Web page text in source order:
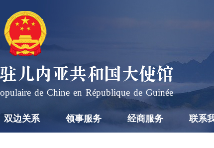
几内亚共和国大使馆
de Chine en République de Guinée
双边关系 领事服务 经商服务 联系